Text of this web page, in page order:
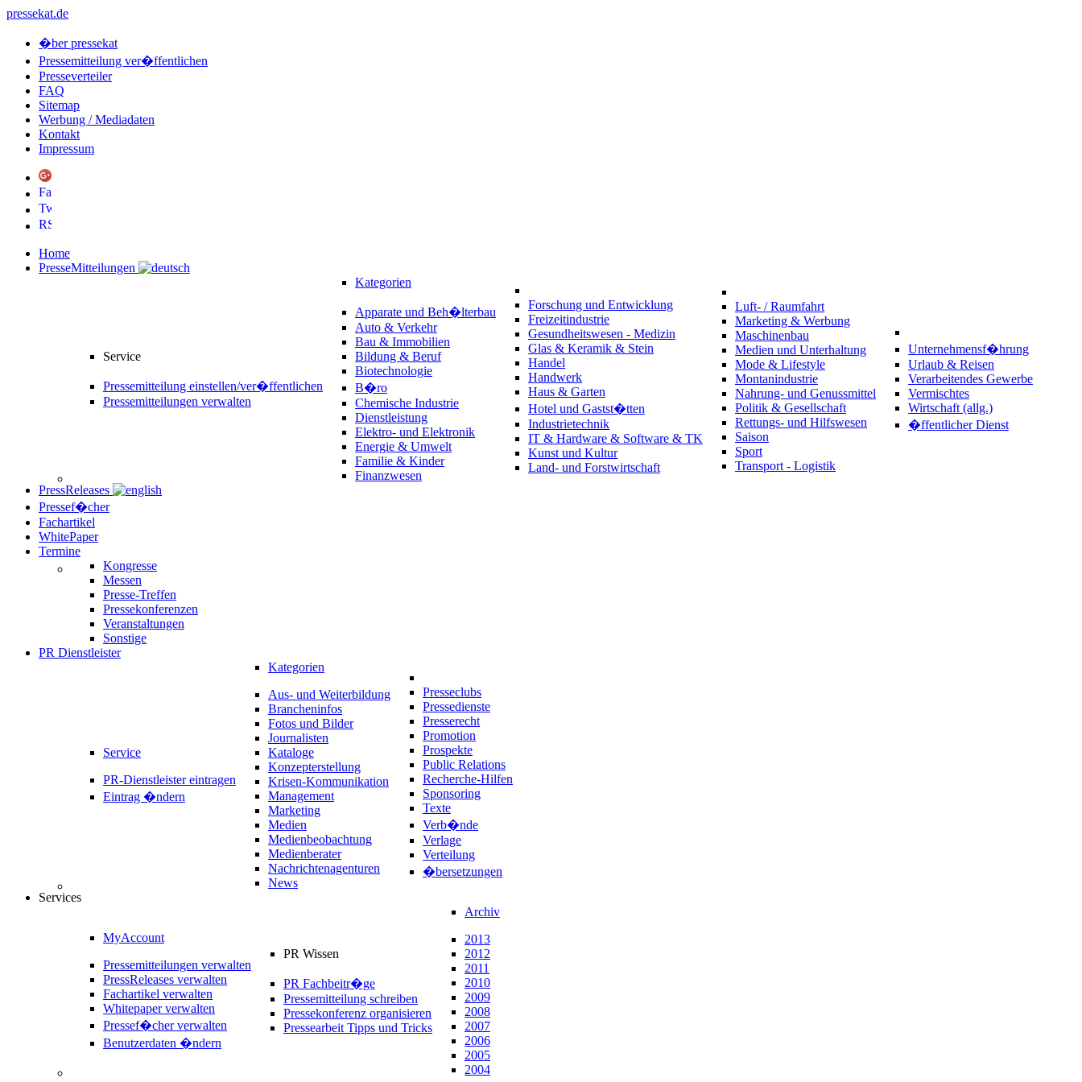
pressekat.de
�ber pressekat
Pressemitteilung ver�ffentlichen
Presseverteiler
FAQ
Sitemap
Werbung / Mediadaten
Kontakt
Impressum
Home
PresseMitteilungen
Service
Pressemitteilung einstellen/ver�ffentlichen
Pressemitteilungen verwalten
Kategorien
Apparate und Beh�lterbau
Auto & Verkehr
Bau & Immobilien
Bildung & Beruf
Biotechnologie
B�ro
Chemische Industrie
Dienstleistung
Elektro- und Elektronik
Energie & Umwelt
Familie & Kinder
Finanzwesen
Forschung und Entwicklung
Freizeitindustrie
Gesundheitswesen - Medizin
Glas & Keramik & Stein
Handel
Handwerk
Haus & Garten
Hotel und Gastst�tten
Industrietechnik
IT & Hardware & Software & TK
Kunst und Kultur
Land- und Forstwirtschaft
Luft- / Raumfahrt
Marketing & Werbung
Maschinenbau
Medien und Unterhaltung
Mode & Lifestyle
Montanindustrie
Nahrung- und Genussmittel
Politik & Gesellschaft
Rettungs- und Hilfswesen
Saison
Sport
Transport - Logistik
Unternehmensf�hrung
Urlaub & Reisen
Verarbeitendes Gewerbe
Vermischtes
Wirtschaft (allg.)
�ffentlicher Dienst
PressReleases
Pressef�cher
Fachartikel
WhitePaper
Termine
Kongresse
Messen
Presse-Treffen
Pressekonferenzen
Veranstaltungen
Sonstige
PR Dienstleister
Service
PR-Dienstleister eintragen
Eintrag �ndern
Kategorien
Aus- und Weiterbildung
Brancheninfos
Fotos und Bilder
Journalisten
Kataloge
Konzepterstellung
Krisen-Kommunikation
Management
Marketing
Medien
Medienbeobachtung
Medienberater
Nachrichtenagenturen
News
Presseclubs
Pressedienste
Presserecht
Promotion
Prospekte
Public Relations
Recherche-Hilfen
Sponsoring
Texte
Verb�nde
Verlage
Verteilung
�bersetzungen
Services
MyAccount
Pressemitteilungen verwalten
PressReleases verwalten
Fachartikel verwalten
Whitepaper verwalten
Pressef�cher verwalten
Benutzerdaten �ndern
PR Wissen
PR Fachbeitr�ge
Pressemitteilung schreiben
Pressekonferenz organisieren
Pressearbeit Tipps und Tricks
Archiv
2013
2012
2011
2010
2009
2008
2007
2006
2005
2004